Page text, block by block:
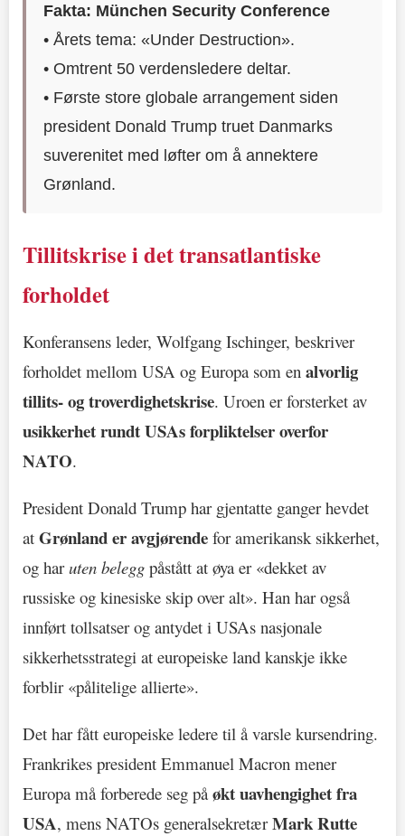
Fakta: München Security Conference
• Årets tema: «Under Destruction».
• Omtrent 50 verdensledere deltar.
• Første store globale arrangement siden
president Donald Trump truet Danmarks
suverenitet med løfter om å annektere
Grønland.
Tillitskrise i det transatlantiske
forholdet
Konferansens leder, Wolfgang Ischinger, beskriver
forholdet mellom USA og Europa som en alvorlig
tillits- og troverdighetskrise. Uroen er forsterket av
usikkerhet rundt USAs forpliktelser overfor
NATO.
President Donald Trump har gjentatte ganger hevdet
at Grønland er avgjørende for amerikansk sikkerhet,
og haruten belegg påstått at øya er «dekket av
russiske og kinesiske skip over alt». Han har også
innført tollsatser og antydet i USAs nasjonale
sikkerhetsstrategi at europeiske land kanskje ikke
forblir «pålitelige allierte».
Det har fått europeiske ledere til å varsle kursendring.
Frankrikes president Emmanuel Macron mener
Europa må forberede seg påøkt uavhengighet fra
USA, mens NATOs generalsekretærMark Rutte